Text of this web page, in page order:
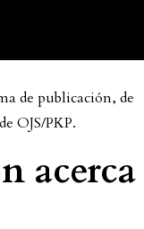
de publicación, de
OJS/PKP.
acerca